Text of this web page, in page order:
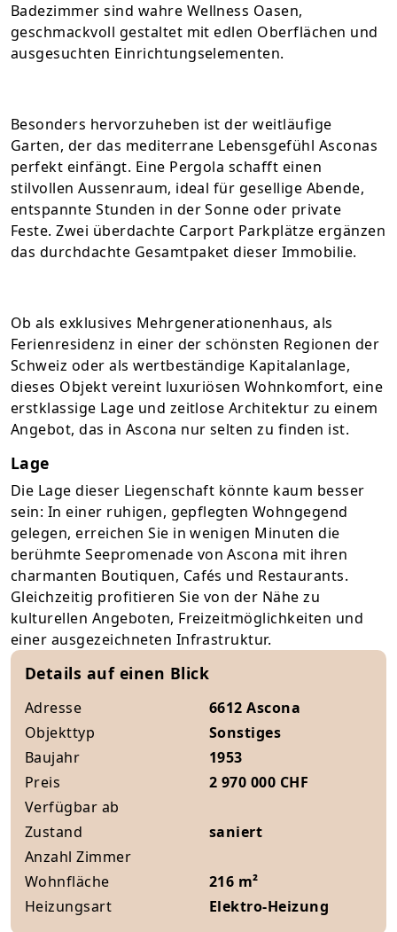
Badezimmer sind wahre Wellness Oasen,
geschmackvoll gestaltet mit edlen Oberflächen und
ausgesuchten Einrichtungselementen.
Besonders hervorzuheben ist der weitläufige
Garten, der das mediterrane Lebensgefühl Asconas
perfekt einfängt. Eine Pergola schafft einen
stilvollen Aussenraum, ideal für gesellige Abende,
entspannte Stunden in der Sonne oder private
Feste. Zwei überdachte Carport Parkplätze ergänzen
das durchdachte Gesamtpaket dieser Immobilie.
Ob als exklusives Mehrgenerationenhaus, als
Ferienresidenz in einer der schönsten Regionen der
Schweiz oder als wertbeständige Kapitalanlage,
dieses Objekt vereint luxuriösen Wohnkomfort, eine
erstklassige Lage und zeitlose Architektur zu einem
Angebot, das in Ascona nur selten zu finden ist.
Lage
Die Lage dieser Liegenschaft könnte kaum besser
sein: In einer ruhigen, gepflegten Wohngegend
gelegen, erreichen Sie in wenigen Minuten die
berühmte Seepromenade von Ascona mit ihren
charmanten Boutiquen, Cafés und Restaurants.
Gleichzeitig profitieren Sie von der Nähe zu
kulturellen Angeboten, Freizeitmöglichkeiten und
einer ausgezeichneten Infrastruktur.
Details auf einen Blick
Adresse
6612 Ascona
Objekttyp
Sonstiges
Baujahr
1953
Preis
2 970 000 CHF
Verfügbar ab
Zustand
saniert
Anzahl Zimmer
Wohnfläche
216 m²
Heizungsart
Elektro-Heizung